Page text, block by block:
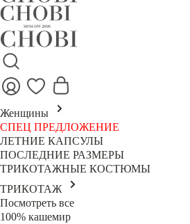
Женщины
СПЕЦ ПРЕДЛОЖЕНИЕ
ЛЕТНИЕ КАПСУЛЫ
ПОСЛЕДНИЕ РАЗМЕРЫ
ТРИКОТАЖНЫЕ КОСТЮМЫ
ТРИКОТАЖ
Посмотреть все
100% кашемир